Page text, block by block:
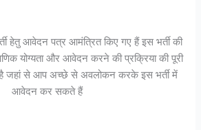
हेतु आवेदन पत्र आमंत्रित किए गए हैं इस भर्ती की
योग्यता और आवेदन करने की प्रक्रिया की पूरी
है जहां से आप अच्छे से अवलोकन करके इस भर्ती में
आवेदन कर सकते हैं